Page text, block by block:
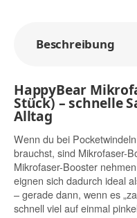
Beschreibung
HappyBear
Stück) – schnelle
Alltag
Wenn du bei
brauchst, sind Mikrofaser-
Mikrofaser-Booster
eignen sich dadurch ideal
– gerade dann, wenn es
schnell viel auf einmal